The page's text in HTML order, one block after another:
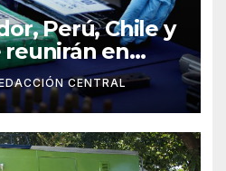
Perú, Chile y
en
la
CENTRAL